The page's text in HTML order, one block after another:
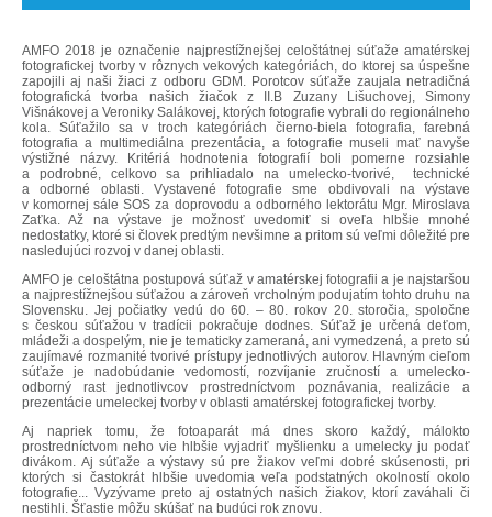
AMFO 2018 je označenie najprestížnejšej celoštátnej súťaže amatérskej
fotografickej tvorby v rôznych vekových kategóriách, do ktorej sa úspešne
zapojili aj naši žiaci z odboru GDM. Porotcov súťaže zaujala netradičná
fotografická tvorba našich žiačok z II.B Zuzany Lišuchovej, Simony
Višnákovej a Veroniky Salákovej, ktorých fotografie vybrali do regionálneho
kola. Súťažilo sa v troch kategóriách čierno-biela fotografia, farebná
fotografia a multimediálna prezentácia, a fotografie museli mať navyše
výstižné názvy. Kritériá hodnotenia fotografií boli pomerne rozsiahle
a podrobné, celkovo sa prihliadalo na umelecko-tvorivé, technické
a odborné oblasti. Vystavené fotografie sme obdivovali na výstave
v komornej sále SOS za doprovodu a odborného lektorátu Mgr. Miroslava
Zaťka. Až na výstave je možnosť uvedomiť si oveľa hlbšie mnohé
nedostatky, ktoré si človek predtým nevšimne a pritom sú veľmi dôležité pre
nasledujúci rozvoj v danej oblasti.
AMFO je celoštátna postupová súťaž v amatérskej fotografii a je najstaršou
a najprestížnejšou súťažou a zároveň vrcholným podujatím tohto druhu na
Slovensku. Jej počiatky vedú do 60. – 80. rokov 20. storočia, spoločne
s českou súťažou v tradícii pokračuje dodnes. Súťaž je určená deťom,
mládeži a dospelým, nie je tematicky zameraná, ani vymedzená, a preto sú
zaujímavé rozmanité tvorivé prístupy jednotlivých autorov. Hlavným cieľom
súťaže je nadobúdanie vedomostí, rozvíjanie zručností a umelecko-
odborný rast jednotlivcov prostredníctvom poznávania, realizácie a
prezentácie umeleckej tvorby v oblasti amatérskej fotografickej tvorby.
Aj napriek tomu, že fotoaparát má dnes skoro každý, málokto
prostredníctvom neho vie hlbšie vyjadriť myšlienku a umelecky ju podať
divákom. Aj súťaže a výstavy sú pre žiakov veľmi dobré skúsenosti, pri
ktorých si častokrát hlbšie uvedomia veľa podstatných okolností okolo
fotografie... Vyzývame preto aj ostatných našich žiakov, ktorí zaváhali či
nestihli. Šťastie môžu skúšať na budúci rok znovu.